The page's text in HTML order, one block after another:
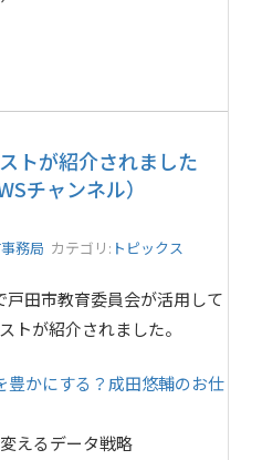
トが紹介されました
チャンネル）
務局 カテゴリ: トピックス
戸田市教育委員会が活用して
トが紹介されました。
かにする？成田悠輔のお仕
えるデータ戦略